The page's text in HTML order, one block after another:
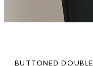
BUTTONED DOUBLE